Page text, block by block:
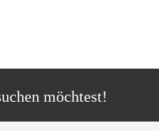
möchtest!